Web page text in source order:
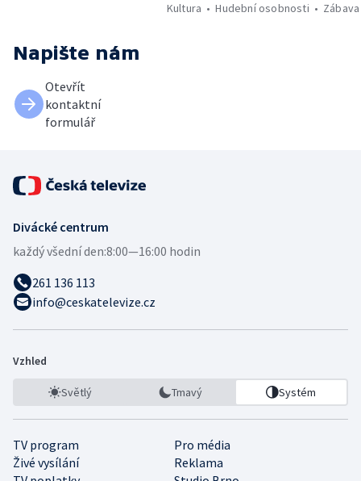
Kultura
Hudební osobnosti Zábava
Napište nám
Otevřít
kontaktní
formulář
Divácké centrum
každý všední den:8:00—16:00 hodin
261 136 113
info@ceskatelevize.cz
Vzhled
Světlý Tmavý Systém
TV program
Pro média
Živé vysílání
Reklama